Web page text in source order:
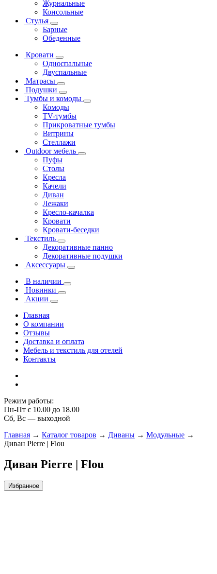
Журнальные
Консольные
Стулья
Барные
Обеденные
Кровати
Односпальные
Двуспальные
Матрасы
Подушки
Тумбы и комоды
Комоды
ТV-тумбы
Прикроватные тумбы
Витрины
Стеллажи
Outdoor мебель
Пуфы
Столы
Кресла
Качели
Диван
Лежаки
Кресло-качалка
Кровати
Кровати-беседки
Текстиль
Декоративные панно
Декоративные подушки
Аксессуары
В наличии
Новинки
Акции
Главная
О компании
Отзывы
Доставка и оплата
Мебель и текстиль для отелей
Контакты
Режим работы:
Пн-Пт с 10.00 до 18.00
Сб, Вс — выходной
Главная → Каталог товаров → Диваны → Модульные →
Диван Pierre | Flou
Диван Pierre | Flou
Избранное